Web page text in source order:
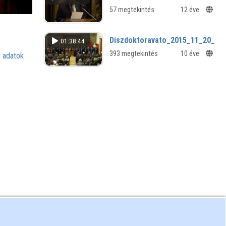
adatok
57 megtekintés 12 éve
01:38:44
393 megtekintés 10 éve